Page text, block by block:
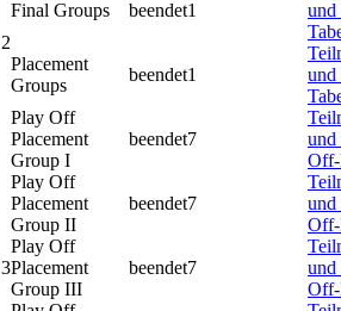
2
Final Groups beendet1
und
Placement
Groups
beendet1
und
3
Play Off
Placement
Group I
beendet7
und
Play Off
Placement
Group II
beendet7
und
Play Off
Placement
Group III
beendet7
und